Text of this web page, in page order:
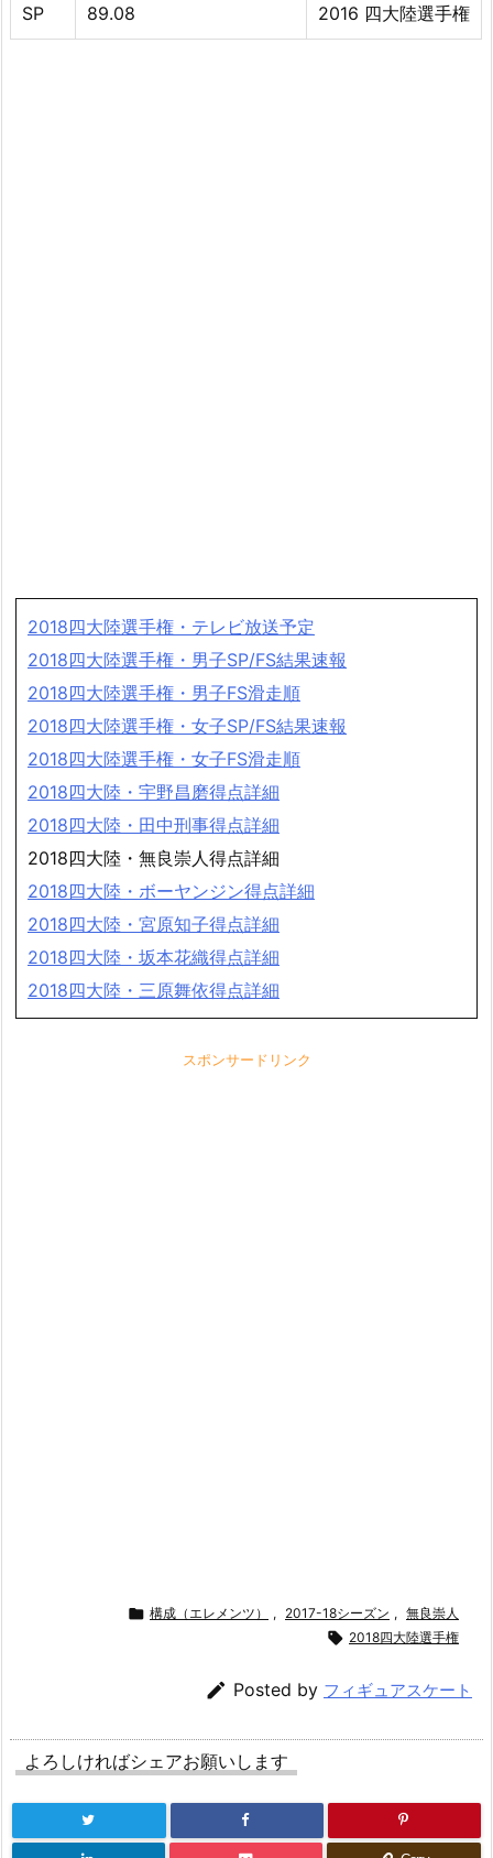
SP 89.08 2016 四大陸選手権
2018四大陸選手権・テレビ放送予定
2018四大陸選手権・男子SP/FS結果速報
2018四大陸選手権・男子FS滑走順
2018四大陸選手権・女子SP/FS結果速報
2018四大陸選手権・女子FS滑走順
2018四大陸・宇野昌磨得点詳細
2018四大陸・田中刑事得点詳細
2018四大陸・無良崇人得点詳細
2018四大陸・ボーヤンジン得点詳細
2018四大陸・宮原知子得点詳細
2018四大陸・坂本花織得点詳細
2018四大陸・三原舞依得点詳細
スポンサードリンク
 構成（エレメンツ） , 2017-18シーズン , 無良崇人
 2018四大陸選手権
 Posted by フィギュアスケート
よろしければシェアお願いします